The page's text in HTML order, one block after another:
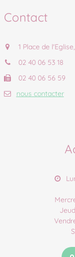
Contact
1 Place de
02 40 06 53 18
02 40 06 56 59
nous contacter